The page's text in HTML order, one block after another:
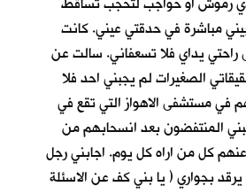
مباشرة في حدقتي عيني. كانت
راحتي يداي فلا تسعفاني. سالت عن
الصغيرات لم يجبني احد فلا
في مستشفى الاهواز التي تقع في
المنتفضون بعد انسحابهم من
كل من اراه كل يوم. اجابني رجل
بجواري ( يا بني كف عن الاسئلة